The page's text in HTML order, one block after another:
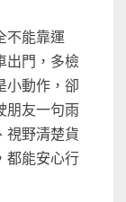
不能靠運
出門，多檢
小動作，卻
朋友一句雨
視野清楚貨
都能安心行